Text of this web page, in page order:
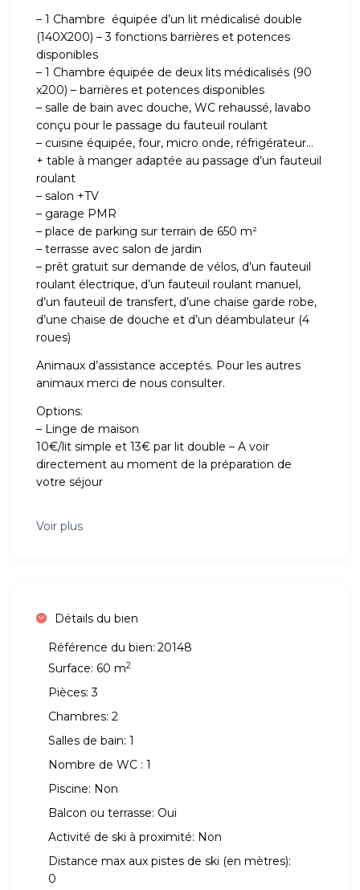
– 1 Chambre équipée d’un lit médicalisé double
(140X200) – 3 fonctions barrières et potences
disponibles
– 1 Chambre équipée de deux lits médicalisés (90
x200) – barrières et potences disponibles
– salle de bain avec douche, WC rehaussé, lavabo
conçu pour le passage du fauteuil roulant
– cuisine équipée, four, micro onde, réfrigérateur…
+ table à manger adaptée au passage d’un fauteuil
roulant
– salon +TV
– garage PMR
– place de parking sur terrain de 650 m²
– terrasse avec salon de jardin
– prêt gratuit sur demande de vélos, d’un fauteuil
roulant électrique, d’un fauteuil roulant manuel,
d’un fauteuil de transfert, d’une chaise garde robe,
d’une chaise de douche et d’un déambulateur (4
roues)
Animaux d’assistance acceptés. Pour les autres
animaux merci de nous consulter.
Options:
– Linge de maison
10€/lit simple et 13€ par lit double – A voir
directement au moment de la préparation de
votre séjour
Voir plus
Détails du bien
Référence du bien: 20148
Surface: 60 m2
Pièces: 3
Chambres: 2
Salles de bain: 1
Nombre de WC : 1
Piscine: Non
Balcon ou terrasse: Oui
Activité de ski à proximité: Non
Distance max aux pistes de ski (en mètres):
0